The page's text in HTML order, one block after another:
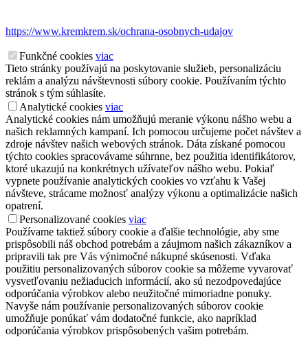
https://www.kremkrem.sk/ochrana-osobnych-udajov
Funkčné cookies viac
Tieto stránky používajú na poskytovanie služieb, personalizáciu
reklám a analýzu návštevnosti súbory cookie. Používaním týchto
stránok s tým súhlasíte.
Analytické cookies viac
Analytické cookies nám umožňujú meranie výkonu nášho webu a
našich reklamných kampaní. Ich pomocou určujeme počet návštev a
zdroje návštev našich webových stránok. Dáta získané pomocou
týchto cookies spracovávame súhrnne, bez použitia identifikátorov,
ktoré ukazujú na konkrétnych užívateľov nášho webu. Pokiaľ
vypnete používanie analytických cookies vo vzťahu k Vašej
návšteve, strácame možnosť analýzy výkonu a optimalizácie našich
opatrení.
Personalizované cookies viac
Používame taktiež súbory cookie a ďalšie technológie, aby sme
prispôsobili náš obchod potrebám a záujmom našich zákazníkov a
pripravili tak pre Vás výnimočné nákupné skúsenosti. Vďaka
použitiu personalizovaných súborov cookie sa môžeme vyvarovať
vysvetľovaniu nežiaducich informácií, ako sú nezodpovedajúce
odporúčania výrobkov alebo neužitočné mimoriadne ponuky.
Navyše nám používanie personalizovaných súborov cookie
umožňuje ponúkať vám dodatočné funkcie, ako napríklad
odporúčania výrobkov prispôsobených vašim potrebám.